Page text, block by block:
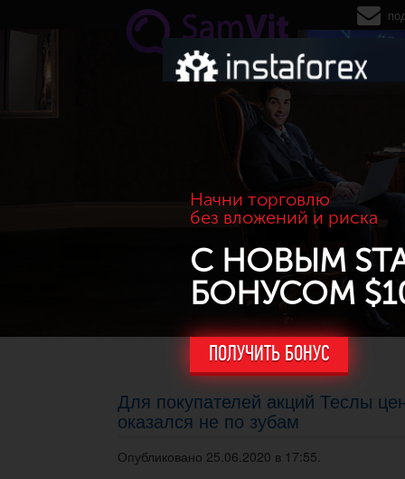
Перейти к основному содержанию
Начни торговлю
без вложений и риска
С НОВЫМ
БОНУСОМ
ПОЛУЧИТЬ БОНУС
Для покупателей акций Теслы
оказался не по зубам
Опубликовано 25.06.2020 в 17:55.